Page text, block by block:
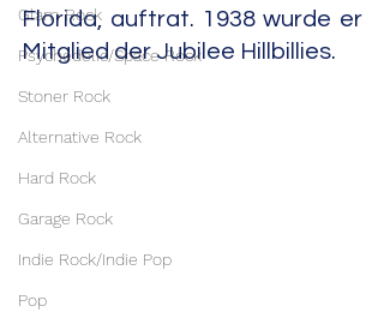
Glam Rock
Psychedelic/Space Rock
Stoner Rock
Alternative Rock
Hard Rock
Garage Rock
Indie Rock/Indie Pop
Pop
Florida, auftrat. 1938 wurde er
Mitglied der Jubilee Hillbillies.